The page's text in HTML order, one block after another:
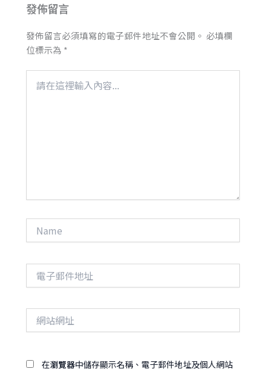
發佈留言
發佈留言必須填寫的電子郵件地址不會公開。 必填欄
位標示為 *
在瀏覽器中儲存顯示名稱、電子郵件地址及個人網站